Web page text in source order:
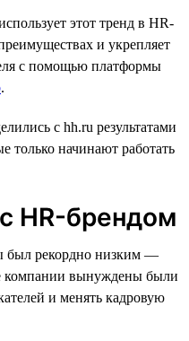
этот тренд в HR-
и укрепляет
с помощью платформы
.
с hh.ru результатами
только начинают работать
HR-брендом
был рекордно низким —
компании вынуждены были
и менять кадровую